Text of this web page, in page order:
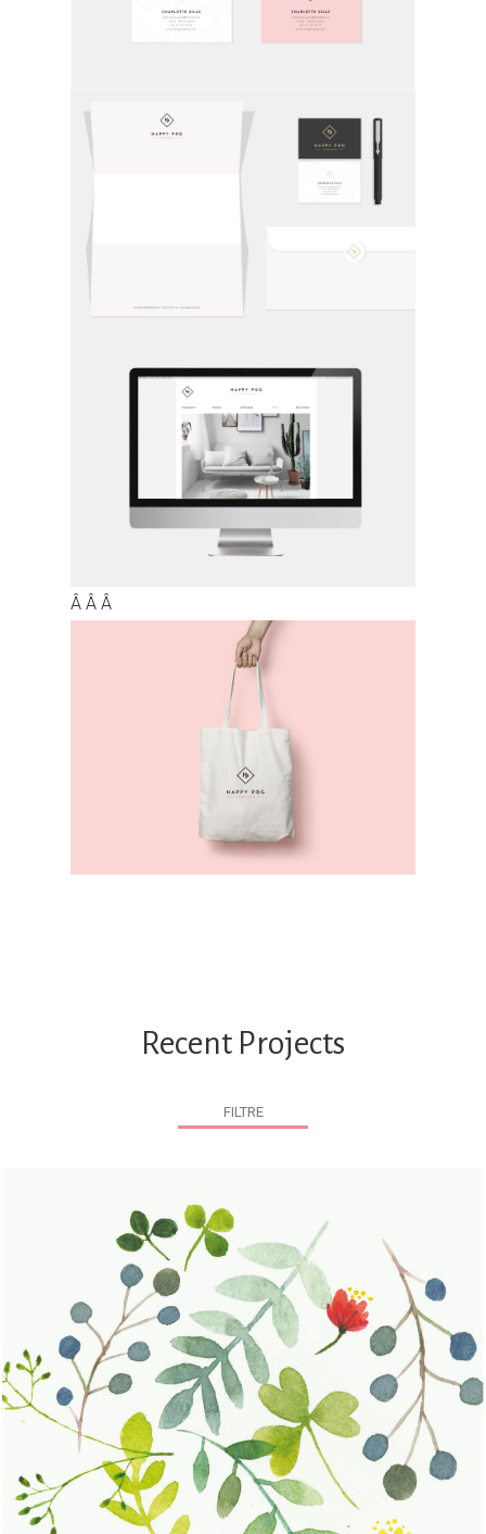
Â Â Â
Recent Projects
FILTRE